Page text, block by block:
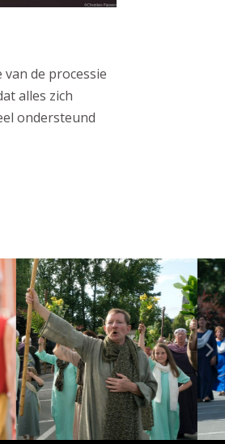
de processie
alles zich
ondersteund